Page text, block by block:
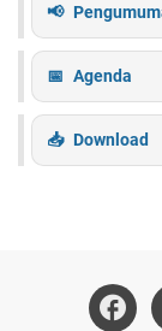
Agenda
Download